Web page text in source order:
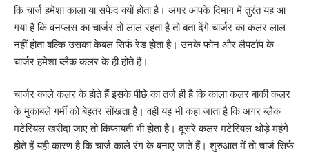
कि चार्ज हमेशा काला या सफेद क्यों होता है। अगर आपके दिमाग में तुरंत यह आ
गया है कि वनप्लस का चार्जर तो लाल रहता है तो बता देंगे चार्जर का कलर लाल
नहीं होता बल्कि उसका केबल सिर्फ रेड होता है। उनके फोन और लैपटॉप के
चार्जर हमेशा ब्लैक कलर के ही होते हैं।
चार्जर काले कलर के होते हैं इसके पीछे का तर्ज ही है कि काला कलर बाकी कलर
के मुकाबले गर्मी को बेहतर सोंखता है। वही यह भी कहा जाता है कि अगर ब्लैक
मटेरियल खरीदा जाए तो किफायती भी होता है। दूसरे कलर मटेरियल थोड़े महंगे
होते हैं यही कारण है कि चार्ज काले रंग के बनाए जाते हैं। शुरुआत में तो चार्ज सिर्फ